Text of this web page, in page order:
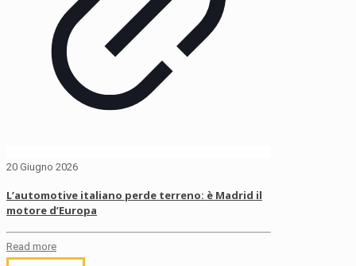
20 Giugno 2026
L’automotive italiano perde terreno: è Madrid il
motore d’Europa
Read more